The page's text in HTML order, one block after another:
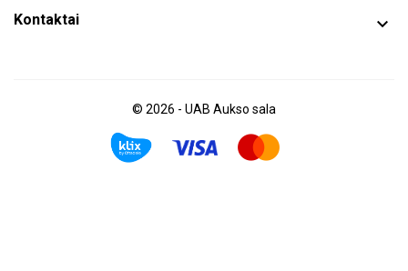
Kontaktai 
© 2026 - UAB Aukso sala